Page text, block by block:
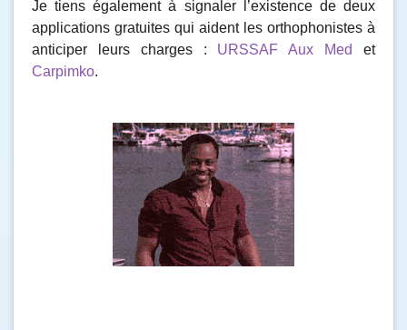
Je tiens également à signaler l’existence de deux
applications gratuites qui aident les orthophonistes à
anticiper leurs charges : URSSAF Aux Med
et
Carpimko.